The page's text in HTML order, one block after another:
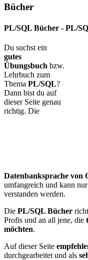
Bücher
PL/SQL Bücher - PL/
Du suchst ein
gutes
Übungsbuch bzw.
Lehrbuch zum
Thema PL/SQL?
Dann bist du auf
dieser Seite genau
richtig. Die
Datenbanksprache von
umfangreich und kann
verstanden werden.
Die PL/SQL Bücher
Profis und an all jene, die
möchten.
Auf dieser Seite
durchgearbeitet und als